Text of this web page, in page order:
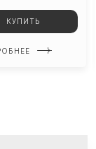
КУПИТЬ